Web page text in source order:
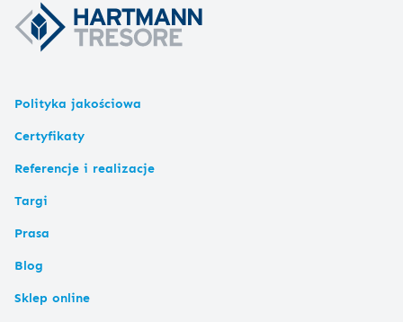
Polityka jakościowa
Certyfikaty
Referencje i realizacje
Targi
Prasa
Blog
Sklep online